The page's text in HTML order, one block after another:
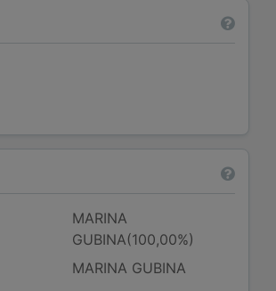
MARINA
GUBINA(100,00%)
MARINA GUBINA